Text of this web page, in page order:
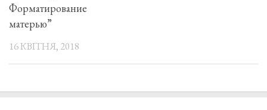
Форматирование
матерью”
16 КВІТНЯ, 2018